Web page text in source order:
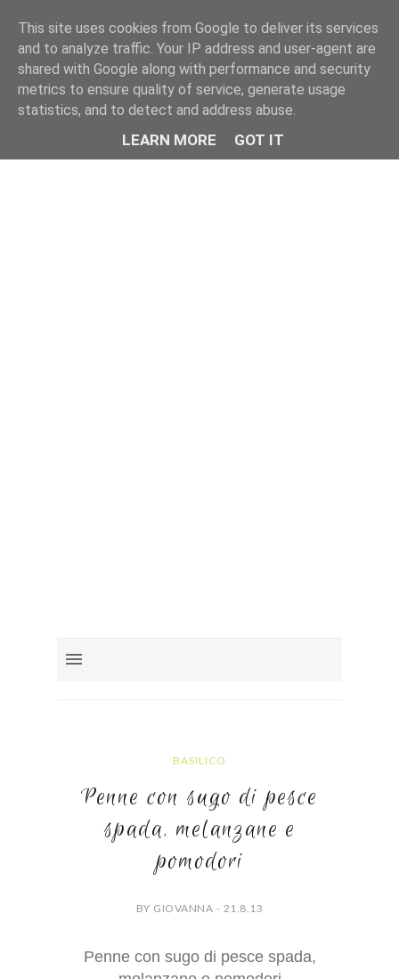
BASILICO
Penne con sugo di pesce
spada, melanzane e
pomodori
BY GIOVANNA - 21.8.13
Penne con sugo di pesce spada,
This site uses cookies from Google to deliver its services
and to analyze traffic. Your IP address and user-agent are
shared with Google along with performance and security
metrics to ensure quality of service, generate usage
statistics, and to detect and address abuse.
LEARN MORE GOT IT